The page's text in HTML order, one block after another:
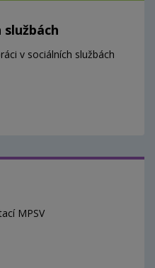
v sociálních službách
MPSV